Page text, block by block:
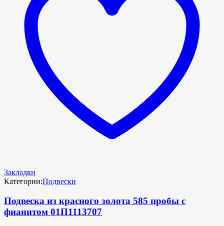
Закладки
Категории:Подвески
Подвеска из красного золота 585 пробы с
фианитом 01П1113707